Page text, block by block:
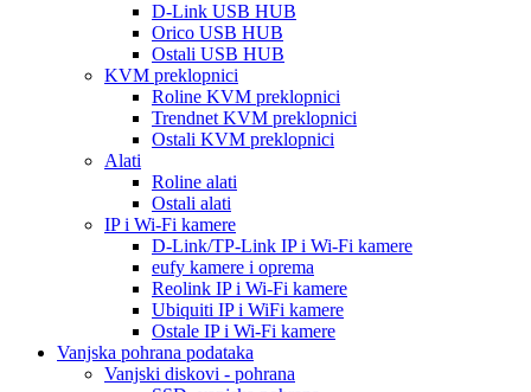
D-Link USB HUB
Orico USB HUB
Ostali USB HUB
KVM preklopnici
Roline KVM preklopnici
Trendnet KVM preklopnici
Ostali KVM preklopnici
Alati
Roline alati
Ostali alati
IP i Wi-Fi kamere
D-Link/TP-Link IP i Wi-Fi kamere
eufy kamere i oprema
Reolink IP i Wi-Fi kamere
Ubiquiti IP i WiFi kamere
Ostale IP i Wi-Fi kamere
Vanjska pohrana podataka
Vanjski diskovi - pohrana